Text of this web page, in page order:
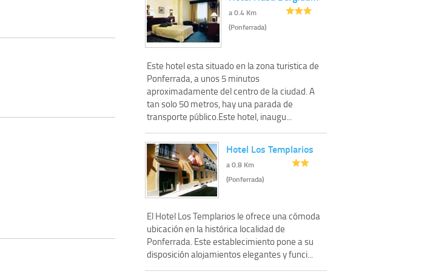
a 0.4 Km
(Ponferrada)
Este hotel esta situado en la zona turistica de
Ponferrada, a unos 5 minutos
aproximadamente del centro de la ciudad. A
tan solo 50 metros, hay una parada de
transporte público.Este hotel, inaugu...
Hotel Los Templarios
a 0.8 Km
(Ponferrada)
El Hotel Los Templarios le ofrece una cómoda
ubicación en la histórica localidad de
Ponferrada. Este establecimiento pone a su
disposición alojamientos elegantes y funci...